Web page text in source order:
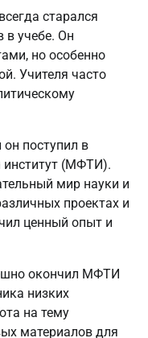
старался
в учебе. Он
но особенно
Учителя часто
поступил в
институт (МФТИ).
мир науки и
проектах и
ценный опыт и
окончил МФТИ
низких
на тему
материалов для